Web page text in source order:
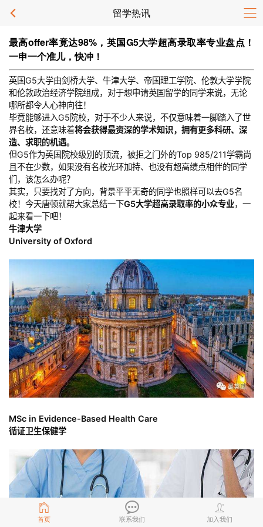
留学热讯
首页 联系我们 加入我们
最高offer率竟达98%，英国G5大学超高录取率专业盘点！
一申一个准儿，快冲！
英国G5大学由剑桥大学、牛津大学、帝国理工学院、伦敦大学学院
和伦敦政治经济学院组成，对于想申请英国留学的同学来说，无论
哪所都令人心神向往！
毕竟能够进入G5院校，对于不少人来说，不仅意味着一脚踏入了世
界名校，还意味着将会获得最资深的学术知识，拥有更多科研、深
造、求职的机遇。
但G5作为英国院校级别的顶流，被拒之门外的Top 985/211学霸尚
且不在少数，如果没有名校光环加持、也没有超高绩点相伴的同学
们，该怎么办呢？
其实，只要找对了方向，背景平平无奇的同学也照样可以去G5名
校！今天唐顿就帮大家总结一下G5大学超高录取率的小众专业，一
起来看一下吧！
牛津大学
University of Oxford
MSc in Evidence-Based Health Care
循证卫生保健学